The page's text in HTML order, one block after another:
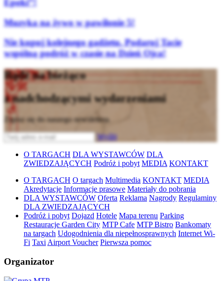
Epoki”!
Muzyka na żywo w pawilonie 5!
Nie kupuj kolejnego gadżetu. Podaruj Tacie
wspólną podróż w czasie na Dzień Ojca!
Bądź na bieżąco
z nadchodzącymi wydarzeniami
Zapisz się do naszego newslettera
Wyślij
O TARGACH DLA WYSTAWCÓW DLA
ZWIEDZAJĄCYCH Podróż i pobyt MEDIA KONTAKT
O TARGACH O targach Multimedia KONTAKT MEDIA
Akredytacje Informacje prasowe Materiały do pobrania
DLA WYSTAWCÓW Oferta Reklama Nagrody Regulaminy
DLA ZWIEDZAJĄCYCH
Podróż i pobyt Dojazd Hotele Mapa terenu Parking
Restauracje Garden City MTP Cafe MTP Bistro Bankomaty
na targach Udogodnienia dla niepełnosprawnych Internet Wi-
Fi Taxi Airport Voucher Pierwsza pomoc
Organizator